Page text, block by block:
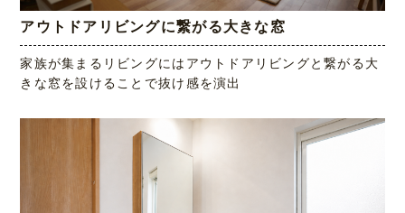
アウトドアリビングに繋がる大きな窓
家族が集まるリビングにはアウトドアリビングと繋がる大
きな窓を設けることで抜け感を演出